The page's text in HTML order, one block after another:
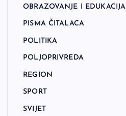
OBRAZOVANJE I EDUKACIJA
PISMA ČITALACA
POLITIKA
POLJOPRIVREDA
REGION
SPORT
SVIJET